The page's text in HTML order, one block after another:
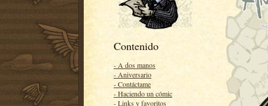
Contenido
- A dos manos
- Aniversario
- Contáctame
- Haciendo un cómic
- Links y favoritos